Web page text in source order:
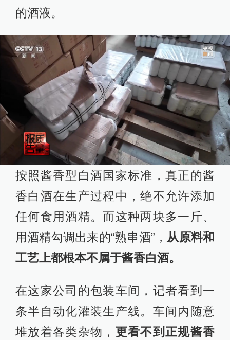
的酒液。
按照酱香型白酒国家标准，真正的酱
香白酒在生产过程中，绝不允许添加
任何食用酒精。而这种两块多一斤、
用酒精勾调出来的“熟串酒”， 从原料和
工艺上都根本不属于酱香白酒。
在这家公司的包装车间，记者看到一
条半自动化灌装生产线。车间内随意
堆放着各类杂物， 更看不到正规酱香